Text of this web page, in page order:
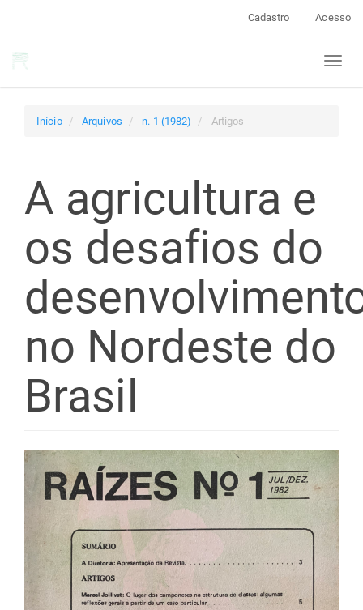
Cadastro Acesso
Toggle
Início Arquivos n. 1 (1982) Artigos
A agricultura e
os desafios do
no Nordeste do
Brasil
Barra
lateral
de
artigos